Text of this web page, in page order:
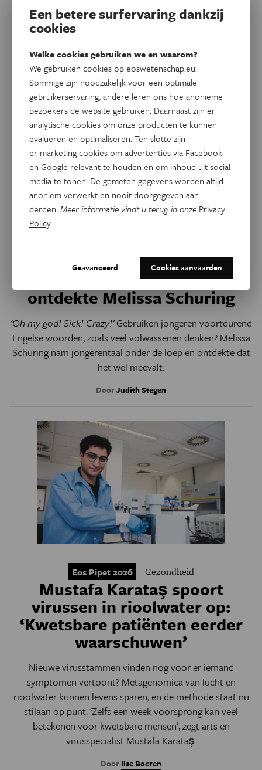
resten fossiliseren perfect en schuiven door de onstabiele
ondergrond tot in de dieperliggende steenkoollagen van
Door Reinout Verbeke
Jongerentaal bevat minder
Engels dan we denken,
ontdekte Melissa Schuring
‘Oh my god! Sick! Crazy!’Gebruiken jongeren voortdurend
Engelse woorden, zoals veel volwassenen denken? Melissa
Schuring nam jongerentaal onder de loep en ontdekte dat
het wel meevalt.
DoorJudith Stegen
Eos Pipet 2026 Gezondheid
Mustafa Karataş spoort
virussen in rioolwater op:
‘Kwetsbare patiënten eerder
waarschuwen’
Nieuwe virusstammen vinden nog voor er iemand
symptomen vertoont? Metagenomica van lucht en
rioolwater kunnen levens sparen, en de methode staat nu
stilaan op punt. ‘Zelfs een week voorsprong kan veel
betekenen voor kwetsbare mensen’, zegt arts en
virusspecialist Mustafa Karataş.
Door Ilse Boeren
Een betere surfervaring dankzij
cookies
Welke cookies gebruiken we en waarom?
We gebruiken cookies op eoswetenschap.eu.
Sommige zijn noodzakelijk voor een optimale
gebruikerservaring, andere leren ons hoe anonieme
bezoekers de website gebruiken. Daarnaast zijn er
analytische cookies om onze producten te kunnen
evalueren en optimaliseren. Ten slotte zijn
er marketing cookies om advertenties via Facebook
en Google relevant te houden en om inhoud uit social
media te tonen. De gemeten gegevens worden altijd
anoniem verwerkt en nooit doorgegeven aan
derden.Meer informatie vindt u terug in onze Privacy
Policy.
Geavanceerd Cookies aanvaarden